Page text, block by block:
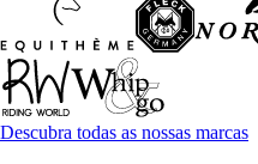
Descubra todas as nossas marcas